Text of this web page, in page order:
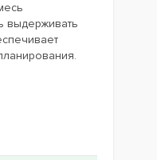
выдерживать